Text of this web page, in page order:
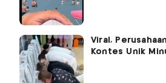
Viral,
Kontes Unik